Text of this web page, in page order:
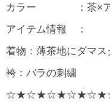
カラー ：茶×ア
アイテム情報 ：
着物：薄茶地にダマス
袴：バラの刺繍